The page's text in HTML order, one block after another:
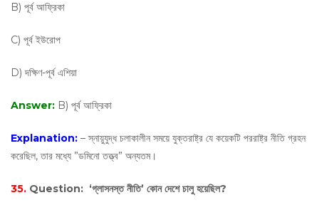
B) পূর্ব আফ্রিকা
C) পূর্ব ইউরোপ
D) দক্ষিণ-পূর্ব এশিয়া
Answer: B) পূর্ব আফ্রিকা
Explanation: – স্নায়ুযুদ্ধ চলাকালীন সময়ে যুক্তরাষ্ট্র যে কয়েকটি পররাষ্ট্র নীতি গ্রহন
করেছিল, তার মধ্যে ”ডমিনো তত্ত্ব” অন্যতম।
35. Question: ‘গ্লাসনস্ত নীতি’ কোন দেশে চালু হয়েছিল?